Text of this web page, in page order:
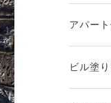
アパー
ビル塗り